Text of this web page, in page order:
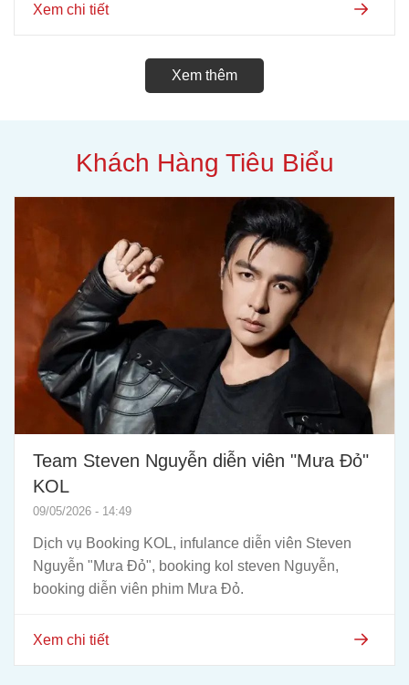
Xem chi tiết
Xem thêm
Khách Hàng Tiêu Biểu
Team Steven Nguyễn diễn viên "Mưa Đỏ"
KOL
09/05/2026 - 14:49
Dịch vụ Booking KOL, infulance diễn viên Steven
Nguyễn "Mưa Đỏ", booking kol steven Nguyễn,
booking diễn viên phim Mưa Đỏ.
Xem chi tiết